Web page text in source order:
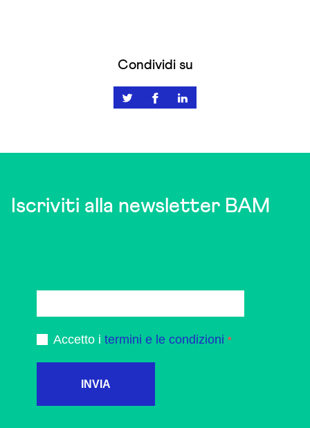
Condividi su
Iscriviti alla newsletter BAM
Accetto i termini e le condizioni
INVIA